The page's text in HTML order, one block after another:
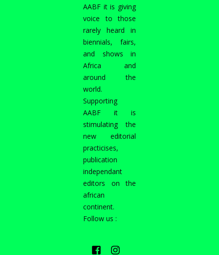
AABF it is giving
voice to those
rarely heard in
biennials, fairs,
and shows in
Africa and
around the
world.
Supporting
AABF it is
stimulating the
new editorial
practicises,
publication
independant
editors on the
african
continent.
Follow us :